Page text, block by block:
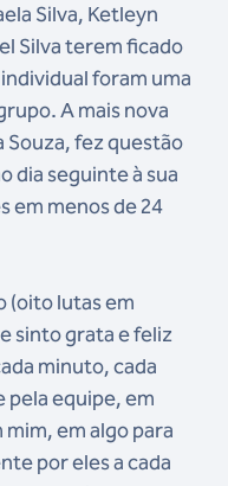
Silva, Ketleyn
Silva terem ficado
foram uma
A mais nova
Souza, fez questão
dia seguinte à sua
em menos de 24
(oito lutas em
sinto grata e feliz
minuto, cada
equipe, em
em algo para
por eles a cada